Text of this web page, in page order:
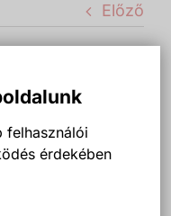
felhasználói
érdekében
Előző